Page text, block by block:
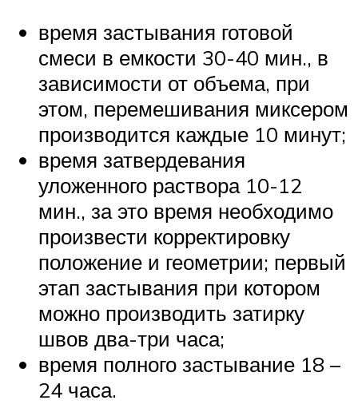
время застывания готовой
смеси в емкости 30-40 мин., в
зависимости от объема, при
этом, перемешивания миксером
производится каждые 10 минут;
время затвердевания
уложенного раствора 10-12
мин., за это время необходимо
произвести корректировку
положение и геометрии; первый
этап застывания при котором
можно производить затирку
швов два-три часа;
время полного застывание 18 –
24 часа.